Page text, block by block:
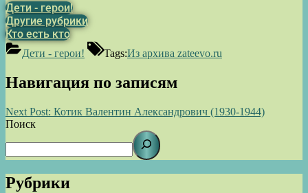
Дети - герои!
Другие рубрики
Кто есть кто
Дети - герои! Tags:Из архива zateevo.ru
Навигация по записям
Next Post: Котик Валентин Александрович (1930-1944)
Поиск
Рубрики